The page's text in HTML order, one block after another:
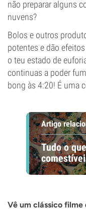
não preparar alguns
nuvens?
Bolos e outros
potentes e dão
o teu estado de
continuas a poder
bong às 4:20! É uma
Artigo
Tudo o
Vê um clássico filme